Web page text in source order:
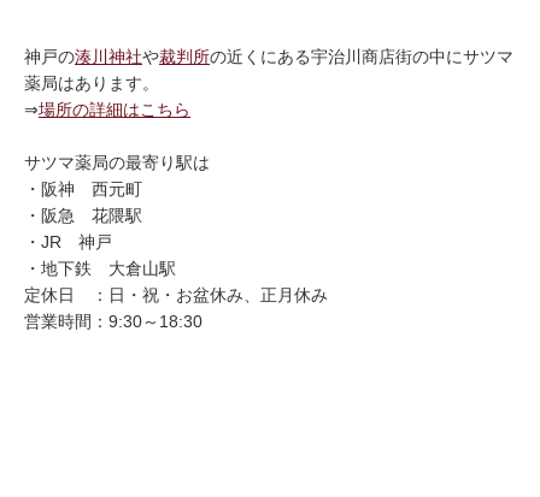
ものに体を乗っ取られてしまわないようにしましょう。稀に悪
性リンパ腫やがんのリンパ節への転移など悪性のものがありま
す。痛くなく大きく、長引くようでしたら受診するのが...
神戸の湊川神社や裁判所の近くにある宇治川商店街の中にサツマ
薬局はあります。
⇒場所の詳細はこちら
サツマ薬局の最寄り駅は
・阪神 西元町
・阪急 花隈駅
・JR 神戸
・地下鉄 大倉山駅
定休日 ：日・祝・お盆休み、正月休み
営業時間：9:30～18:30